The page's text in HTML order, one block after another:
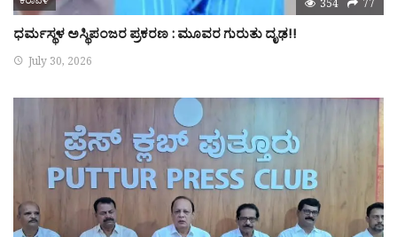
354 77
ಧರ್ಮಸ್ಥಳ ಅಸ್ಥಿಪಂಜರ ಪ್ರಕರಣ : ಮೂವರ ಗುರುತು ದೃಢ!!
July 30, 2026